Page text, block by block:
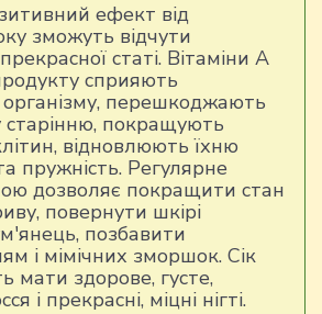
ефект від
зможуть відчути
статі. Вітаміни А
сприяють
перешкоджають
покращують
відновлюють їхню
пружність. Регулярне
дозволяє покращити стан
повернути шкірі
позбавити
і мімічних зморшок. Сік
мати здорове, густе,
і прекрасні, міцні нігті.